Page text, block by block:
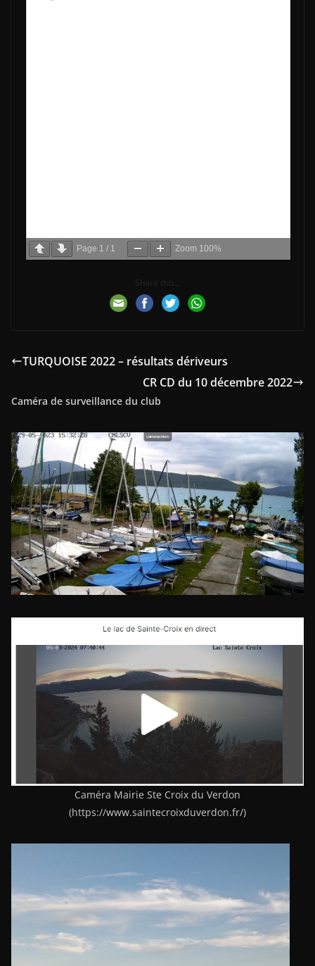
Page 1 / 1 Zoom 100%
Share this...
TURQUOISE 2022 – résultats dériveurs
CR CD du 10 décembre 2022
Caméra de surveillance du club
Caméra Mairie Ste Croix du Verdon
(https://www.saintecroixduverdon.fr/)